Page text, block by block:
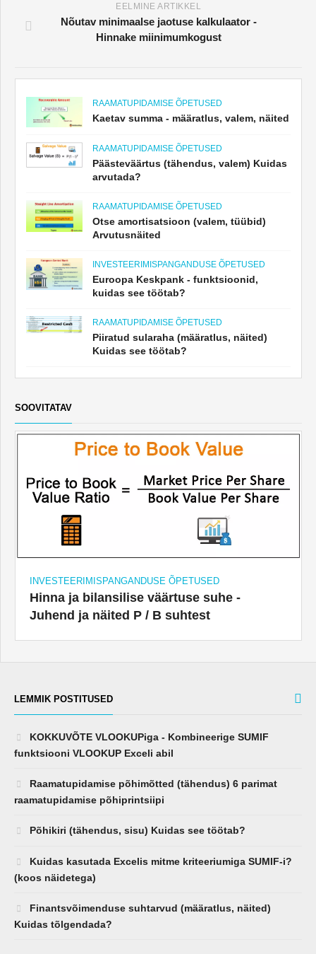
EELMINE ARTIKKEL
Nõutav minimaalse jaotuse kalkulaator -
Hinnake miinimumkogust
RAAMATUPIDAMISE ÕPETUSED
Kaetav summa - määratlus, valem, näited
RAAMATUPIDAMISE ÕPETUSED
Päästeväärtus (tähendus, valem) Kuidas
arvutada?
RAAMATUPIDAMISE ÕPETUSED
Otse amortisatsioon (valem, tüübid)
Arvutusnäited
INVESTEERIMISPANGANDUSE ÕPETUSED
Euroopa Keskpank - funktsioonid,
kuidas see töötab?
RAAMATUPIDAMISE ÕPETUSED
Piiratud sularaha (määratlus, näited)
Kuidas see töötab?
SOOVITATAV
INVESTEERIMISPANGANDUSE ÕPETUSED
Hinna ja bilansilise väärtuse suhe -
Juhend ja näited P / B suhtest
LEMMIK POSTITUSED
KOKKUVÕTE VLOOKUPiga - Kombineerige SUMIF
funktsiooni VLOOKUP Exceli abil
Raamatupidamise põhimõtted (tähendus) 6 parimat
raamatupidamise põhiprintsiipi
Põhikiri (tähendus, sisu) Kuidas see töötab?
Kuidas kasutada Excelis mitme kriteeriumiga SUMIF-i?
(koos näidetega)
Finantsvõimenduse suhtarvud (määratlus, näited)
Kuidas tõlgendada?